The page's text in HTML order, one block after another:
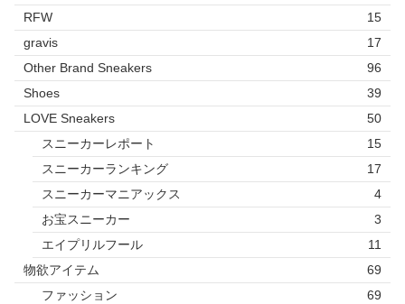
RFW
15
gravis
17
Other Brand Sneakers
96
Shoes
39
LOVE Sneakers
50
スニーカーレポート
15
スニーカーランキング
17
スニーカーマニアックス
4
お宝スニーカー
3
エイプリルフール
11
物欲アイテム
69
ファッション
69